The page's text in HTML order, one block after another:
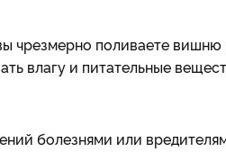
чрезмерно поливаете вишню
влагу и питательные
болезнями или